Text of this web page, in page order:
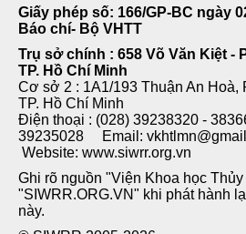
Giấy phép số: 166/GP-BC ngày
Báo chí- Bộ VHTT
Trụ sở chính : 658 Võ Văn Kiệt -
TP. Hồ Chí Minh
Cơ sở 2 : 1A1/193 Thuận An Hoà,
TP. Hồ Chí Minh
Điện thoại : (028) 39238320 -
39235028 Email:
Website: www.siwrr.org.vn
Ghi rõ nguồn "Viện Khoa học
"SIWRR.ORG.VN" khi phát hành
này.